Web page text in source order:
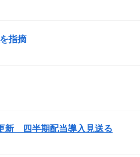
指摘
新 四半期配当導入見送る